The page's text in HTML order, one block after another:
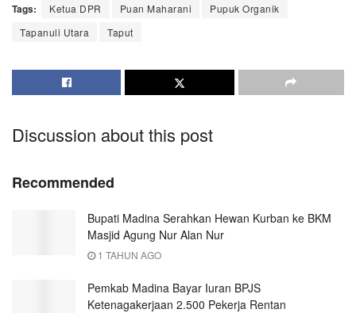
Tags: Ketua DPR Puan Maharani
Pupuk Organik
Tapanuli Utara
Taput
Discussion about this post
Recommended
Bupati Madina Serahkan Hewan Kurban ke BKM
Masjid Agung Nur Alan Nur
1 TAHUN AGO
Pemkab Madina Bayar Iuran BPJS
Ketenagakerjaan 2.500 Pekerja Rentan